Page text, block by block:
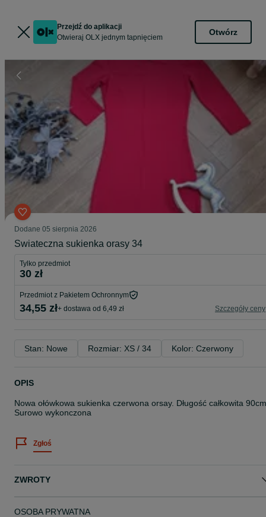
Przejdź do aplikacji
Otwieraj OLX jednym tapnięciem
Otwórz
Dodane 05 sierpnia 2026
Swiateczna sukienka orasy 34
Tylko przedmiot
30 zł
Przedmiot z Pakietem Ochronnym
34,55 zł+ dostawa od 6,49 zł Szczegóły ceny
Stan: Nowe Rozmiar: XS / 34 Kolor: Czerwony
OPIS
Nowa ołówkowa sukienka czerwona orsay. Długość całkowita
Surowo wykonczona
Zgłoś
ZWROTY
OSOBA PRYWATNA